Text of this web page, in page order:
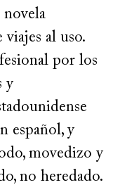
novela
al uso.
por los
y
español, y
movedizo y
no heredado.